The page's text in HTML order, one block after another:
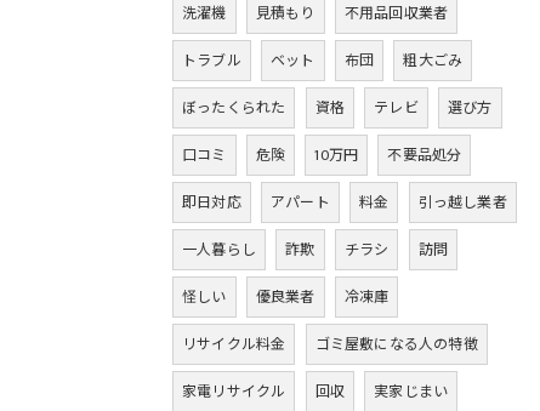
洗濯機
見積もり
不用品回収業者
トラブル
ベット 布団
粗大ごみ
ぼったくられた
資格 テレビ
選び方
口コミ
危険 10万円
不要品処分
即日対応
アパート 料金
引っ越し業者
一人暮らし
詐欺 チラシ
訪問
怪しい
優良業者
冷凍庫
リサイクル料金
ゴミ屋敷になる人の特徴
家電リサイクル
回収
実家じまい